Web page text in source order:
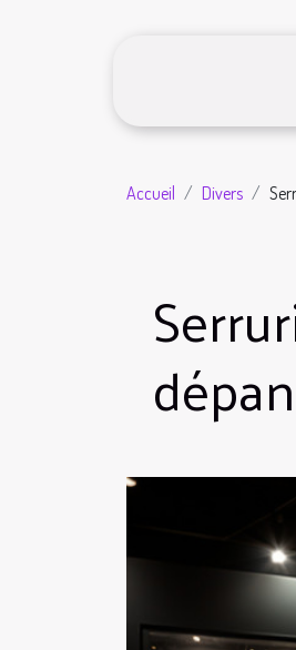
Accueil Divers